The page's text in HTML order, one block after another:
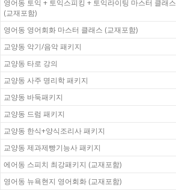
영어동 토익 + 토익스피킹 + 토익라이팅 마스터 클래스
(교재포함)
영어동 영어회화 마스터 클래스 (교재포함)
교양동 악기/음악 패키지
교양동 타로 강의
교양동 사주 명리학 패키지
교양동 바둑패키지
교양동 드럼 패키지
교양동 한식+양식조리사 패키지
교양동 제과제빵기능사 패키지
에어동 스피치 최강패키지 (교재포함)
영어동 뉴욕현지 영어회화 (교재포함)